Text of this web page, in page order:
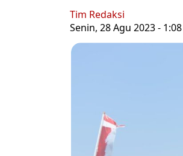
Tim Redaksi
Senin, 28 Agu 2023 -